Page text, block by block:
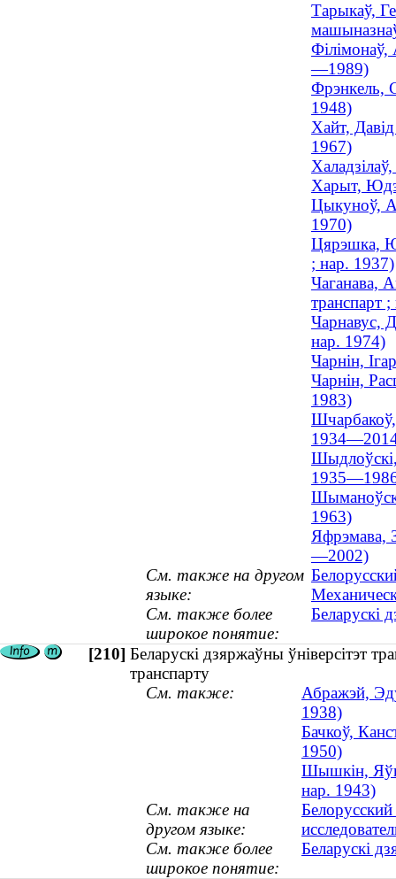
Тарыкаў,
Філімонаў,
—1989)
Фрэнкель,
1948)
Хайт,
1967)
Харыт,
Цыкуноў,
1970)
Цярэшка,
; нар. 1937)
Чаганава,
транспарт
Чарнавус,
нар. 1974)
Чарнін,
Чарнін,
1983)
Шчарбакоў,
Шыдлоўскі,
1963)
Яфрэмава,
—2002)
См. также на другом
языке:
См. также более
широкое понятие:
Беларускі
[210] Беларускі дзяржаўны ўніверсітэт
транспарту
См. также:
Абражэй,
1938)
Бачкоў,
1950)
Шышкін,
нар. 1943)
См. также на
другом языке:
См. также более
широкое понятие:
Беларускі